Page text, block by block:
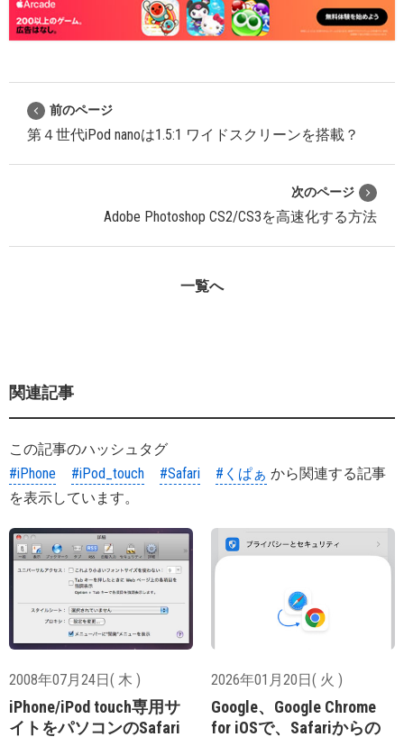
前のページ
第４世代iPod nanoは1.5:1 ワイドスクリーンを搭載？
次のページ
Adobe Photoshop CS2/CS3を高速化する方法
一覧へ
関連記事
この記事のハッシュタグ
#iPhone
#iPod_touch #Safari #くぱぁ から関連する記事
を表示しています。
2008年07月24日( 木 )
iPhone/iPod touch専用サ
イトをパソコンのSafari
2026年01月20日( 火 )
Google、Google Chrome
for iOSで、Safariからの